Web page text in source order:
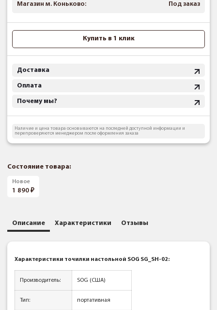
Магазин м. Коньково: Под заказ
Купить в 1 клик
Доставка
Оплата
Почему мы?
Наличие и цена товара основываются на последней доступной информации и
перепроверяются менеджером после оформления заказа
Состояние товара:
Новое
1 890
Описание Характеристики Отзывы
Характеристики точилки настольной SOG SG_SH-02:
Производитель: SOG (США)
Тип: портативная